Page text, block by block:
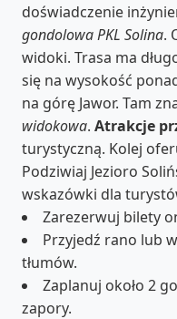
doświadczenie
gondolowa PKL Solina.
widoki. Trasa ma
się na wysokość
na górę Jawor. Tam
widokowa. Atrakcje
turystyczną. Kolej
Podziwiaj Jezioro
wskazówki dla
Zarezerwuj bilety
Przyjedź rano lub
tłumów.
Zaplanuj około 2
zapory.